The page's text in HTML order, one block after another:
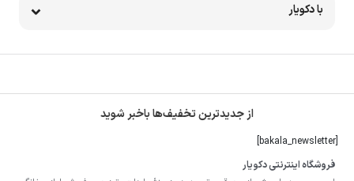
با دکویار
از جدیدترین تخفیف‌ها باخبر شوید
[bakala_newsletter]
فروشگاه اینترنتی دکویار